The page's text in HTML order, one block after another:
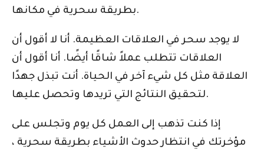
بطريقة سحرية في مكانها.
لا يوجد سحر في العلاقات العظيمة. أنا لا أقول أن
العلاقات تتطلب عملاً شاقًا أيضًا. أنا أقول أن
العلاقة مثل كل شيء آخر في الحياة. أنت تبذل جهدًا
لتحقيق النتائج التي تريدها وتحصل عليها.
إذا كنت تذهب إلى العمل كل يوم وتجلس على
مؤخرتك في انتظار حدوث الأشياء بطريقة سحرية ،